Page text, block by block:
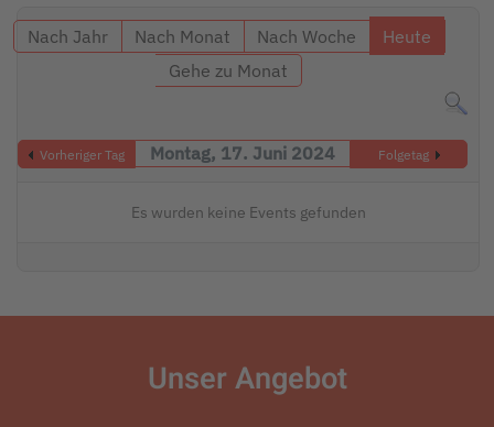
Nach Jahr Nach Monat Nach Woche
Heute
Gehe zu Monat
Vorheriger Tag Montag, 17. Juni 2024 Folgetag
Es wurden keine Events gefunden
Unser Angebot